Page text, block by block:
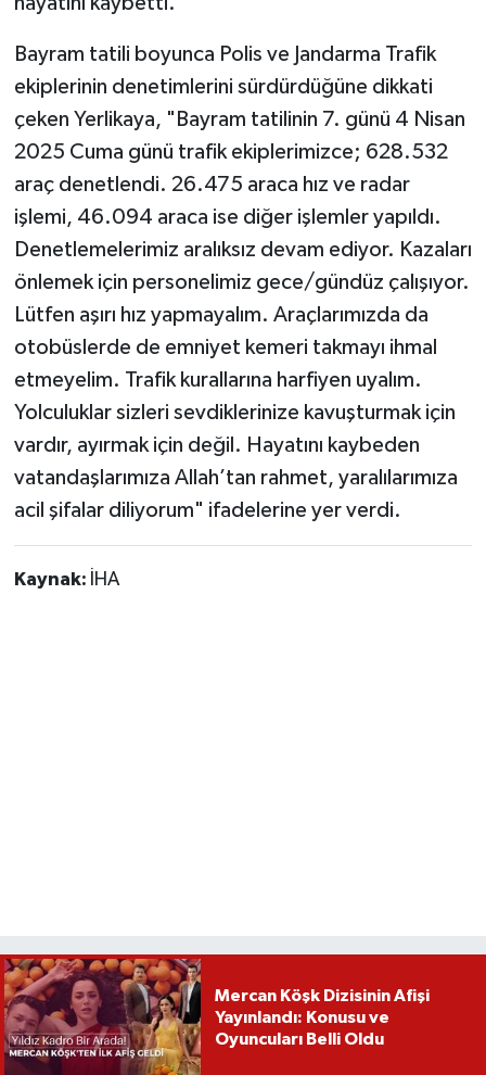
Bayram tatili boyunca Polis ve Jandarma Trafik
ekiplerinin denetimlerini sürdürdüğüne dikkati
çeken Yerlikaya, "Bayram tatilinin 7. günü 4 Nisan
2025 Cuma günü trafik ekiplerimizce; 628.532
araç denetlendi. 26.475 araca hız ve radar
işlemi, 46.094 araca ise diğer işlemler yapıldı.
Denetlemelerimiz aralıksız devam ediyor. Kazaları
önlemek için personelimiz gece/gündüz çalışıyor.
Lütfen aşırı hız yapmayalım. Araçlarımızda da
otobüslerde de emniyet kemeri takmayı ihmal
etmeyelim. Trafik kurallarına harfiyen uyalım.
Yolculuklar sizleri sevdiklerinize kavuşturmak için
vardır, ayırmak için değil. Hayatını kaybeden
vatandaşlarımıza Allah’tan rahmet, yaralılarımıza
acil şifalar diliyorum" ifadelerine yer verdi.
Kaynak: İHA
Mercan Köşk Dizisinin Afişi
Yayınlandı: Konusu ve
Oyuncuları Belli Oldu